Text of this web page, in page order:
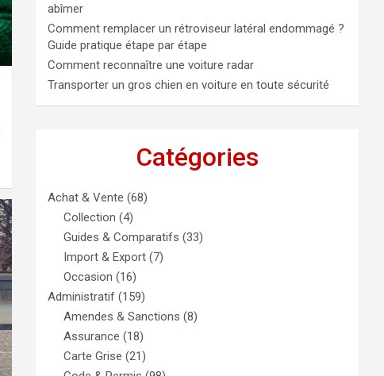
abîmer
Comment remplacer un rétroviseur latéral endommagé ?
Guide pratique étape par étape
Comment reconnaître une voiture radar
Transporter un gros chien en voiture en toute sécurité
Catégories
Achat & Vente (68)
Collection (4)
Guides & Comparatifs (33)
Import & Export (7)
Occasion (16)
Administratif (159)
Amendes & Sanctions (8)
Assurance (18)
Carte Grise (21)